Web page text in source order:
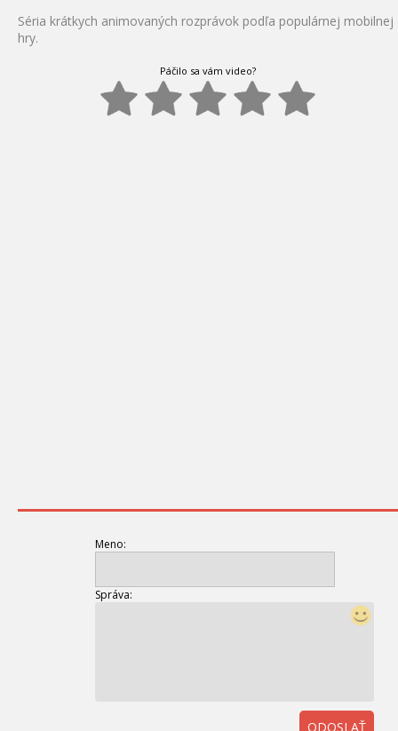
Séria krátkych animovaných rozprávok podľa populárnej mobilnej
hry.
Páčilo sa vám video?
Meno:
Správa:
ODOSLAŤ